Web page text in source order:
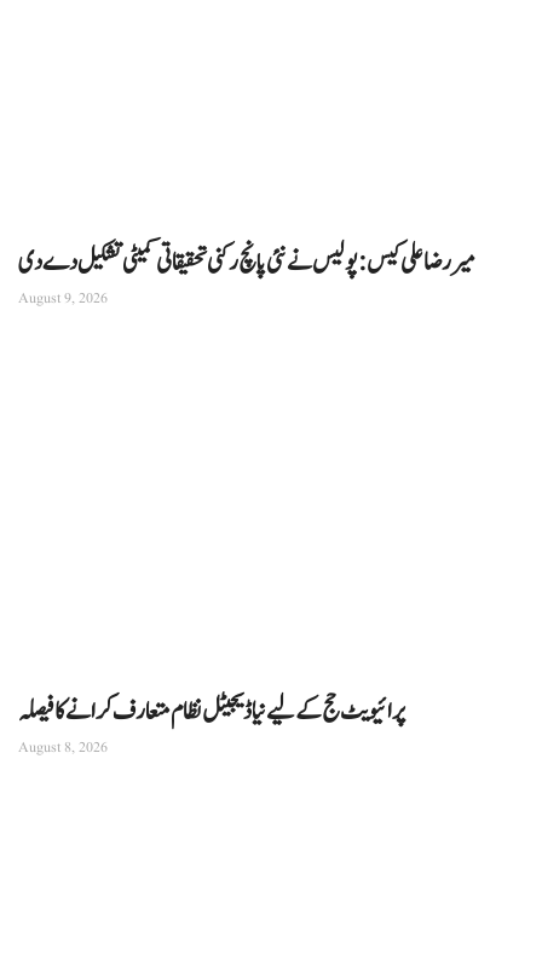
میر رضا علی کیس: پولیس نے نئی پانچ رکنی تحقیقاتی کمیٹی تشکیل دے دی
August 9, 2026
پرائیویٹ حج کے لیے نیا ڈیجیٹل نظام متعارف کرانے کا فیصلہ
August 8, 2026